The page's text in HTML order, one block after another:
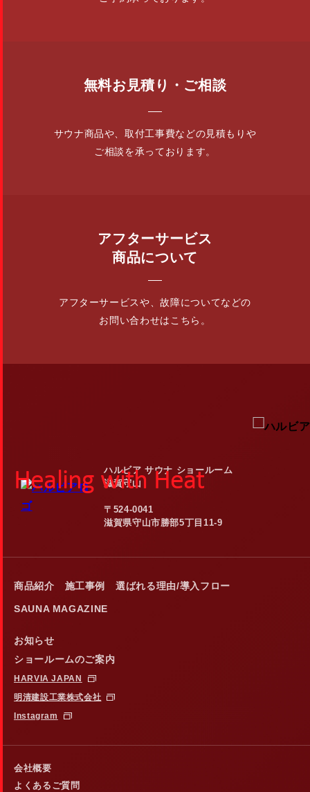
無料お見積り・ご相談
サウナ商品や、取付工事費などの見積もりや
ご相談を承っております。
アフターサービス
商品について
アフターサービスや、故障についてなどの
お問い合わせはこちら。
Healing with Heat
ハルビア サウナ ショールーム
滋賀守山
〒524-0041
滋賀県守山市勝部5丁目11-9
商品紹介 施工事例 選ばれる理由/導入フロー
SAUNA MAGAZINE
お知らせ
ショールームのご案内
HARVIA JAPAN
明清建設工業株式会社
Instagram
会社概要
よくあるご質問